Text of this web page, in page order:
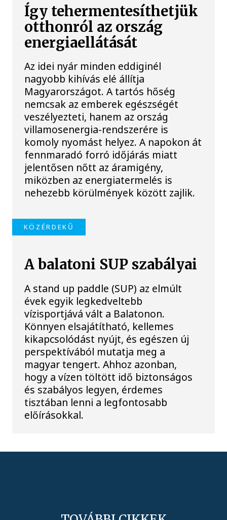
Így tehermentesíthetjük
otthonról az ország
energiaellátását
Az idei nyár minden eddiginél
nagyobb kihívás elé állítja
Magyarországot. A tartós hőség
nemcsak az emberek egészségét
veszélyezteti, hanem az ország
villamosenergia-rendszerére is
komoly nyomást helyez. A napokon át
fennmaradó forró időjárás miatt
jelentősen nőtt az áramigény,
miközben az energiatermelés is
nehezebb körülmények között zajlik.
KÖZÉRDEKŰ
A balatoni SUP szabályai
A stand up paddle (SUP) az elmúlt
évek egyik legkedveltebb
vízisportjává vált a Balatonon.
Könnyen elsajátítható, kellemes
kikapcsolódást nyújt, és egészen új
perspektívából mutatja meg a
magyar tengert. Ahhoz azonban,
hogy a vízen töltött idő biztonságos
és szabályos legyen, érdemes
tisztában lenni a legfontosabb
előírásokkal.